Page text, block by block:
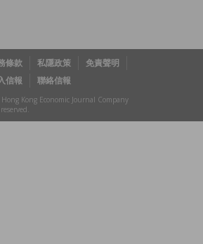
條款 私隱政策
免責聲明
信報 聯絡信報
Kong Economic Journal Company